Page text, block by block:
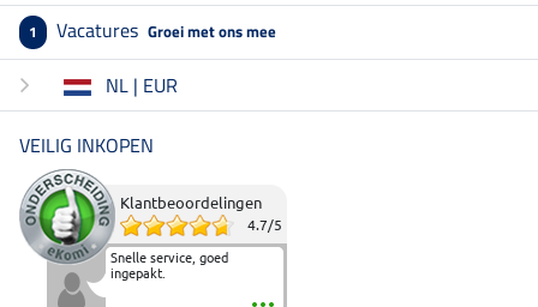
1 Vacatures Groei met ons mee
NL | EUR
VEILIG INKOPEN
Klantbeoordelingen
4.7/5
Snelle service, goed
ingepakt.